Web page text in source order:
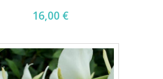
16,00 €